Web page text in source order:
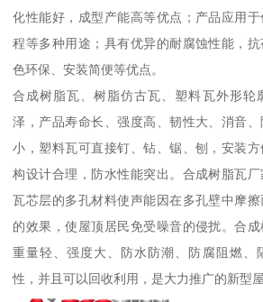
化性能好，成型产能高等优点；产品应用
程等多种用途；具有优异的耐腐蚀性能，
色环保、安装简便等优点。
合成树脂瓦、树脂仿古瓦、塑料瓦外形轮
泽，产品寿命长、强度高、韧性大、消音
小，塑料瓦可直接钉、钻、锯、刨，安装
构设计合理，防水性能突出。合成树脂瓦
瓦芯层的多孔材料使声能因在多孔壁中摩
的效果，使屋顶居民免受噪音的侵扰。合
重量轻、强度大、防水防潮、防腐阻燃、
性，并且可以回收利用，是大力推广的新型屋